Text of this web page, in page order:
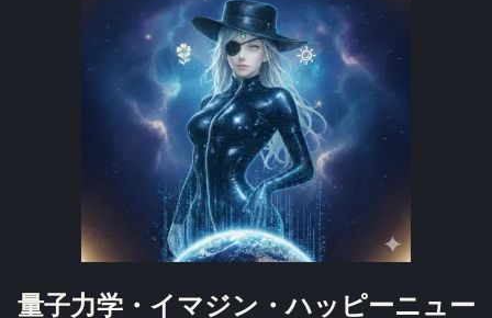
量子力学・イマジン・ハッピーニュー